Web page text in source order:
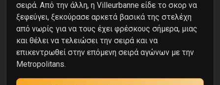
σειρά. Από την άλλη, η Villeurbanne είδε το σκορ να
ξεφεύγει, ξεκούρασε αρκετά βασικά της στελέχη
από νωρίς για να τους έχει φρέσκους σήμερα, μιας
και θέλει να τελειώσει την σειρά και να
επικεντρωθεί στην επόμενη σειρά αγώνων με την
Metropolitans.